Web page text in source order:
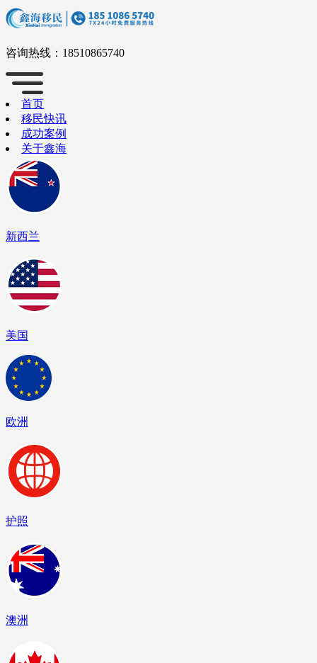
咨询热线： 18510865740
首页
移民快讯
成功案例
关于鑫海
新西兰
美国
欧洲
护照
澳洲